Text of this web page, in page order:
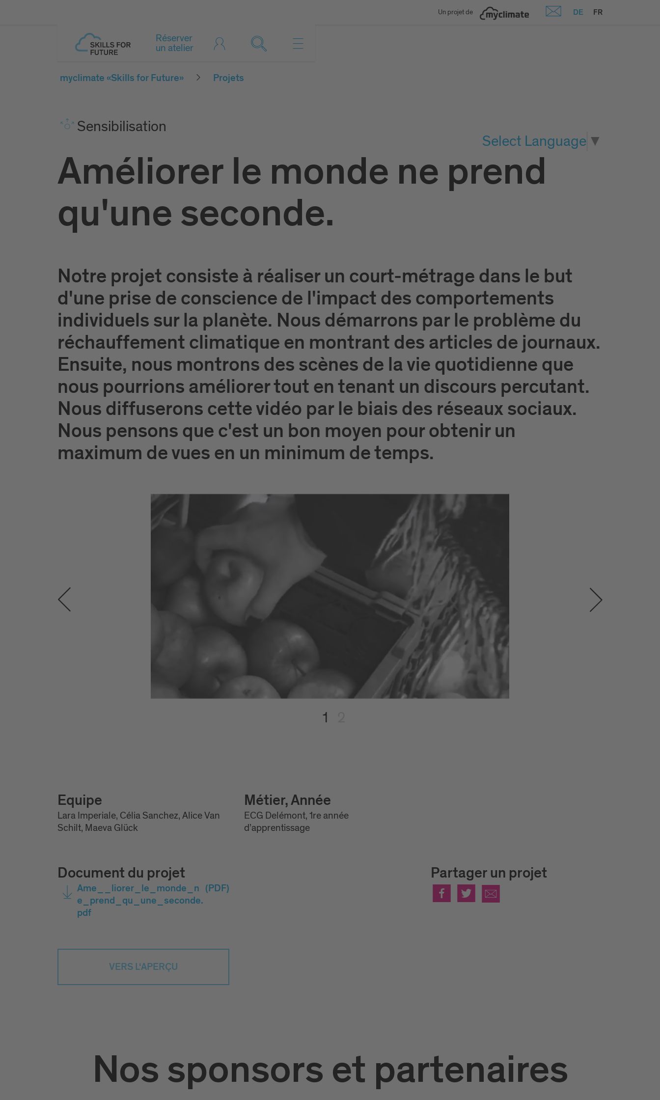
Un projet de DE FR
Réserver
un atelier
myclimate «Skills for Future» Projets
Sensibilisation
Select Language ▼
Améliorer le monde ne prend
qu'une seconde.
Notre projet consiste à réaliser un court-métrage dans le but
d'une prise de conscience de l'impact des comportements
individuels sur la planète. Nous démarrons par le problème du
réchauffement climatique en montrant des articles de journaux.
Ensuite, nous montrons des scènes de la vie quotidienne que
nous pourrions améliorer tout en tenant un discours percutant.
Nous diffuserons cette vidéo par le biais des réseaux sociaux.
Nous pensons que c'est un bon moyen pour obtenir un
maximum de vues en un minimum de temps.
1
Equipe
Lara Imperiale, Célia Sanchez, Alice Van
Schilt, Maeva Glück
Métier, Année
ECG Delémont, 1re année
d’apprentissage
Document du projet
Ame__liorer_le_monde_n
e_prend_qu_une_seconde.
pdf
(PDF)
Partager un projet
VERS L‘APERÇU
Nos sponsors et partenaires